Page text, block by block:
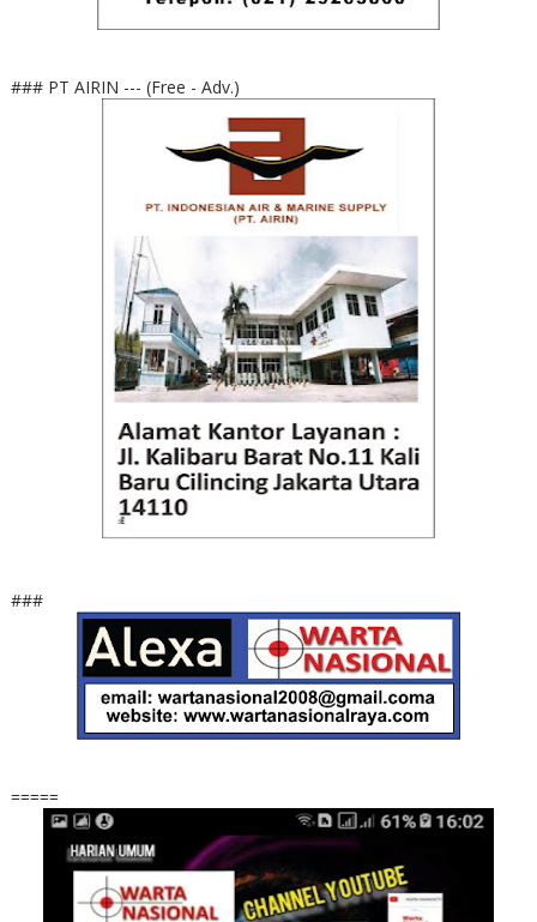
### PT AIRIN --- (Free - Adv.)
###
=====